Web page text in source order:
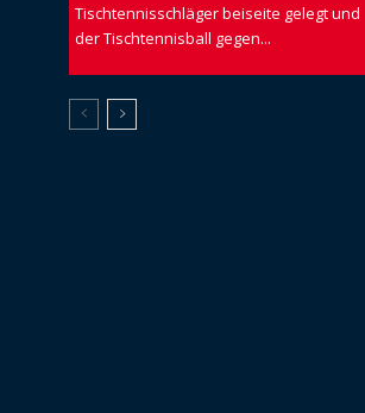
Tischtennisschläger beiseite gelegt und
der Tischtennisball gegen...